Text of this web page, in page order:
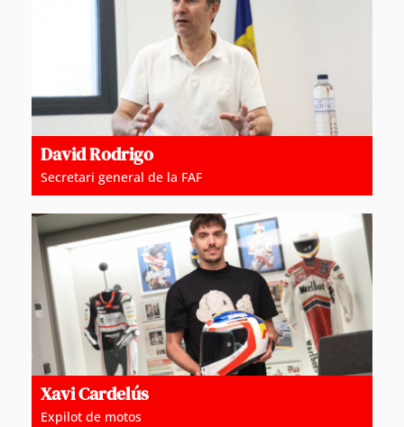
David Rodrigo
Secretari general de la FAF
Xavi Cardelús
Expilot de motos